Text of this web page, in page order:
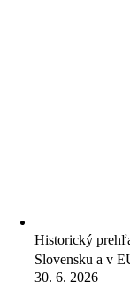
Historický
Slovensku a v
30. 6. 2026